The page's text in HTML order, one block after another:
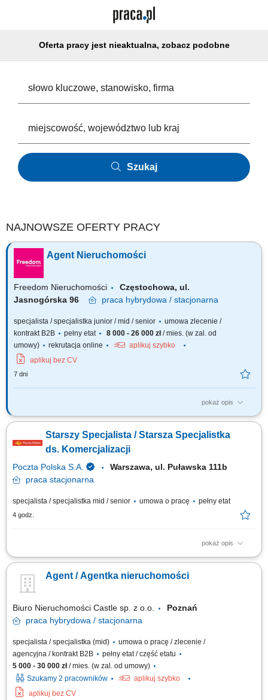
Oferta pracy jest nieaktualna, zobacz podobne
Szukaj
NAJNOWSZE OFERTY PRACY
Agent Nieruchomości
Freedom Nieruchomości
Częstochowa, ul.
Jasnogórska 96
praca hybrydowa / stacjonarna
specjalista / specjalistka junior / mid / senior
umowa zlecenie /
kontrakt B2B
pełny etat 8 000 - 26 000 zł/ mies. (w zal. od
umowy)
rekrutacja online
aplikuj szybko
aplikuj bez CV
7 dni
pokaż opis
Twoje zadania? Systematyczne pozyskiwanie nieruchomości w oparciu o
Organizacja cyklu sprzedaży i marketingu własnej bazy ofert
nieruchomości. Realizacja celów sprzedażowych. Współpraca z
Starszy Specjalista / Starsza Specjalistka
ds. Komercjalizacji
Poczta Polska S.A.
Warszawa, ul. Puławska 111b
praca stacjonarna
specjalista / specjalistka mid / senior umowa o pracę pełny etat
4 godz.
pokaż opis
Forma współpracy: umowa o pracę, pełny etat, praca stacjonarna Twoje
analiza rynku nieruchomości i jego aktualnych trendów, analiza raportów,
wykonywanie zestawień, wykonywanie sprawozdań z realizacji projektów,
Agent / Agentka nieruchomości
Biuro Nieruchomości Castle sp. z o.o.
Poznań
praca hybrydowa / stacjonarna
specjalista / specjalistka (mid)
umowa o pracę / zlecenie /
agencyjna / kontrakt B2B
pełny etat / część etatu
5 000 - 30 000 zł/ mies. (w zal. od umowy)
Szukamy 2 pracowników
aplikuj szybko
aplikuj bez CV